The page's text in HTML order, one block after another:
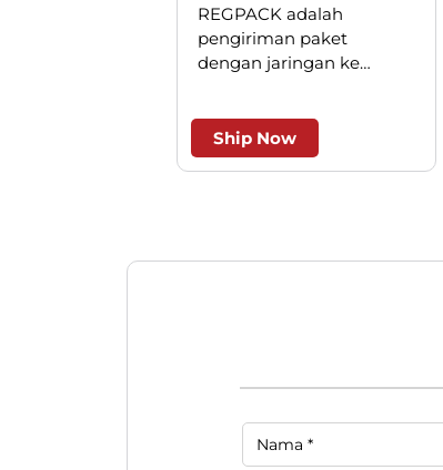
REGPACK adalah
pengiriman paket
dengan jaringan ke
andal dan efesien.
Ship Now